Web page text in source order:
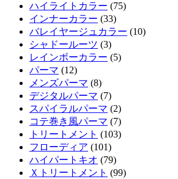
ハイライトカラー (75)
インナーカラー (33)
バレイヤージュカラー (10)
シャドールーツ (3)
レインボーカラー (5)
パーマ (12)
メンズパーマ (8)
デジタルパーマ (7)
スパイラルパーマ (2)
コテ巻き風パーマ (7)
トリートメント (103)
フローディア (101)
ハイパートキオ (79)
Ｘトリートメント (99)